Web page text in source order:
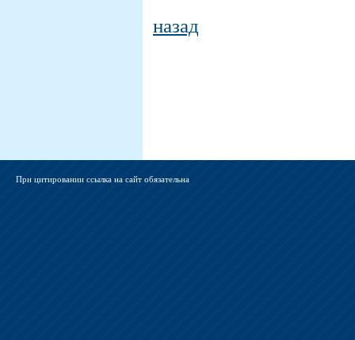
назад
При цитировании ссылка на сайт обязательна